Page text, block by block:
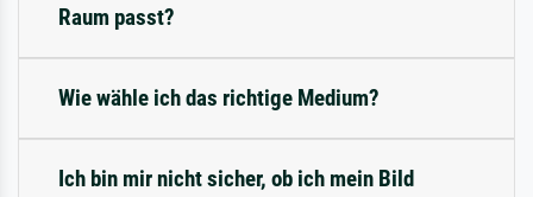
Raum passt?
Wie wähle ich das richtige Medium?
Ich bin mir nicht sicher, ob ich mein Bild